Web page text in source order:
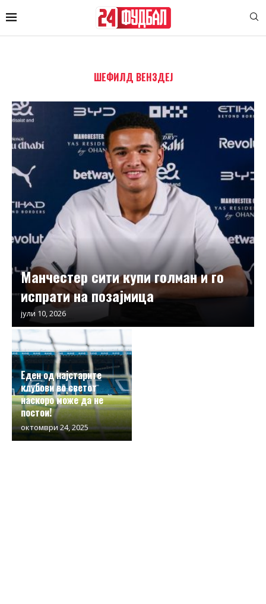
ШЕФИЛД ВЕНЗДЕЈ
Манчестер сити купи голман и го
испрати на позајмица
јули 10, 2026
Еден од најстарите
клубови во светот
наскоро може да не
постои!
октомври 24, 2025